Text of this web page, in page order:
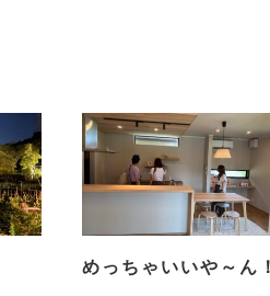
めっちゃいいや～ん！